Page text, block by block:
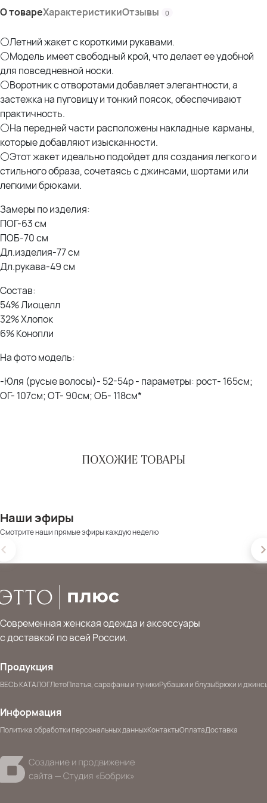
О товареХарактеристикиОтзывы 0
⚪Летний жакет с короткими рукавами.
⚪Модель имеет свободный крой, что делает ее удобной
для повседневной носки.
⚪Воротник с отворотами добавляет элегантности, а
застежка на пуговицу и тонкий поясок, обеспечивают
практичность.
⚪На передней части расположены накладные карманы,
которые добавляют изысканности.
⚪Этот жакет идеально подойдет для создания легкого и
стильного образа, сочетаясь с джинсами, шортами или
легкими брюками.
Замеры по изделия:
ПОГ-63 см
ПОБ-70 см
Дл.изделия-77 см
Дл.рукава-49 см
Состав:
54% Лиоцелл
32% Хлопок
6% Конопли
На фото модель:
-Юля (русые волосы)- 52-54р - параметры: рост- 165см;
ОГ- 107см; ОТ- 90см; ОБ- 118см*
ПОХОЖИЕ ТОВАРЫ
Наши эфиры
Смотрите наши прямые эфиры каждую неделю
Современная женская одежда и аксессуары
с доставкой по всей России.
Продукция
ВЕСЬ КАТАЛОГЛетоПлатья, сарафаны и туникиРубашки и блузыБрюки и
Информация
Политика обработки персональных данныхКонтактыОплатаДоставка